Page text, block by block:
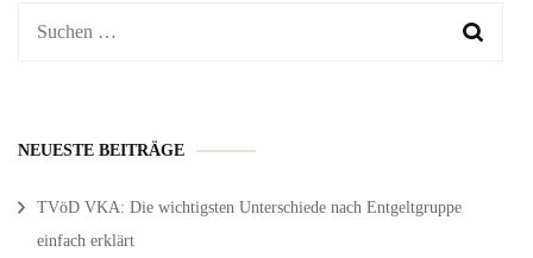
Suchen
NEUESTE BEITRÄGE
TVöD VKA: Die wichtigsten Unterschiede nach Entgeltgruppe
einfach erklärt